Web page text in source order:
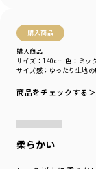
購入商品
購入商品
サイズ感 ：ゆったり 生地の
サイズ：140cm 色：ミッ
商品をチェックする＞
柔らかい